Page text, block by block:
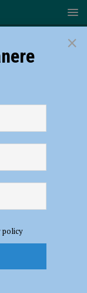
Basilica S.
×
policy